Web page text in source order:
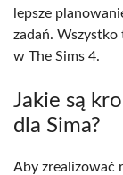
lepsze
zadań. Wszystko
w The Sims 4.
Jakie są
dla Sima?
Aby zrealizować